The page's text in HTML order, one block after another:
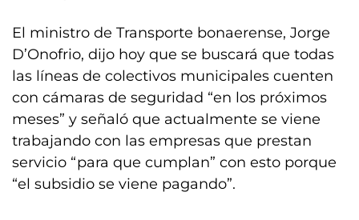
El ministro de Transporte bonaerense, Jorge
D’Onofrio, dijo hoy que se buscará que todas
las líneas de colectivos municipales cuenten
con cámaras de seguridad “en los próximos
meses” y señaló que actualmente se viene
trabajando con las empresas que prestan
servicio “para que cumplan” con esto porque
“el subsidio se viene pagando”.